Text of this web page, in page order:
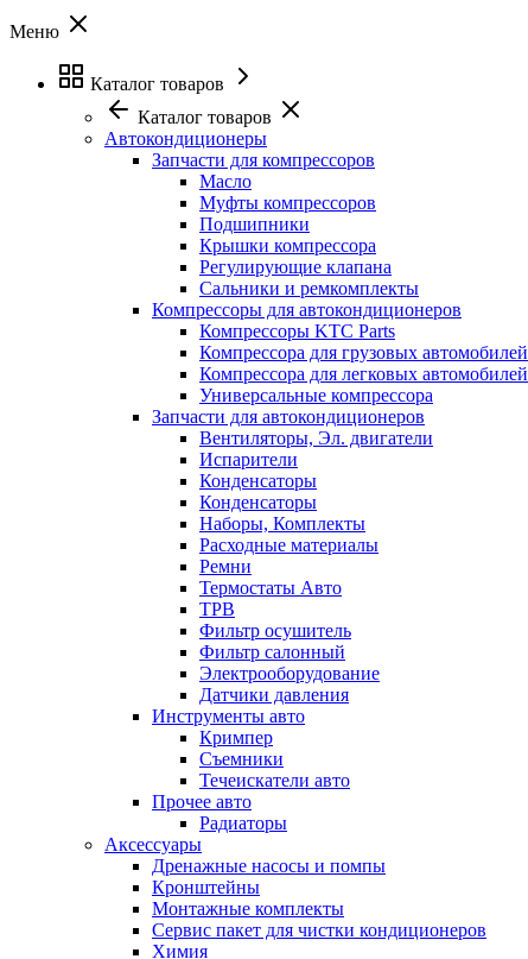
Меню
Каталог товаров
Каталог товаров
Автокондиционеры
Запчасти для компрессоров
Масло
Муфты компрессоров
Подшипники
Крышки компрессора
Регулирующие клапана
Сальники и ремкомплекты
Компрессоры для автокондиционеров
Компрессоры KTC Parts
Компрессора для грузовых автомобилей
Компрессора для легковых автомобилей
Универсальные компрессора
Запчасти для автокондиционеров
Вентиляторы, Эл. двигатели
Испарители
Конденсаторы
Конденсаторы
Наборы, Комплекты
Расходные материалы
Ремни
Термостаты Авто
ТРВ
Фильтр осушитель
Фильтр салонный
Электрооборудование
Датчики давления
Инструменты авто
Кримпер
Съемники
Течеискатели авто
Прочее авто
Радиаторы
Аксессуары
Дренажные насосы и помпы
Кронштейны
Монтажные комплекты
Сервис пакет для чистки кондиционеров
Химия